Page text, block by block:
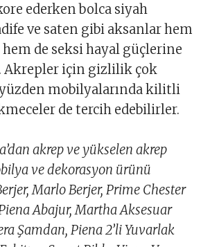
ederken bolca siyah
ve saten gibi aksanlar hem
de seksi hayal güçlerine
Akrepler için gizlilik çok
mobilyalarında kilitli
de tercih edebilirler.
akrep ve yükselen akrep
ve dekorasyon ürünü
Marlo Berjer, Prime Chester
Abajur, Martha Aksesuar
Şamdan, Piena 2’li Yuvarlak